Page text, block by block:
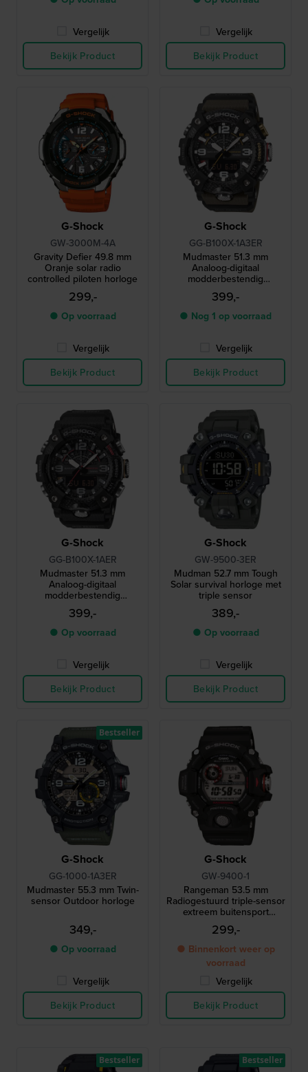
Vergelijk
Bekijk Product
Vergelijk
Bekijk Product
G-Shock
GW-3000M-4A
Gravity Defier 49.8 mm
Oranje solar radio
controlled piloten horloge
299,-
● Op voorraad
Vergelijk
Bekijk Product
G-Shock
GG-B100X-1A3ER
Mudmaster 51.3 mm
Analoog-digitaal
modderbestendig
connected outdoor horloge
399,-
● Nog 1 op voorraad
Vergelijk
Bekijk Product
G-Shock
GG-B100X-1AER
Mudmaster 51.3 mm
Analoog-digitaal
modderbestendig
connected outdoor horloge
399,-
● Op voorraad
Vergelijk
Bekijk Product
G-Shock
GW-9500-3ER
Mudman 52.7 mm Tough
Solar survival horloge met
triple sensor
389,-
● Op voorraad
Vergelijk
Bekijk Product
G-Shock
GG-1000-1A3ER
Mudmaster 55.3 mm Twin-
sensor Outdoor horloge
349,-
● Op voorraad
Vergelijk
Bekijk Product
Bestseller
G-Shock
GW-9400-1
Rangeman 53.5 mm
Radiogestuurd triple-sensor
extreem buitensport
horloge
299,-
● Binnenkort weer op
voorraad
Vergelijk
Bekijk Product
Bestseller Bestseller